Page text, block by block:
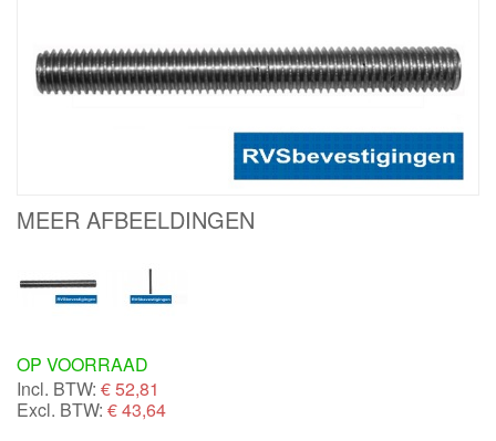
MEER AFBEELDINGEN
OP VOORRAAD
Incl. BTW: €52,81
Excl. BTW: € 43,64